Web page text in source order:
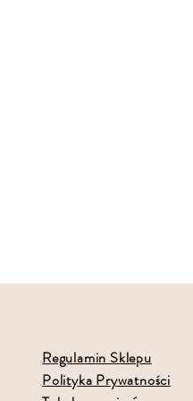
Regulamin Sklepu
Polityka Prywatności